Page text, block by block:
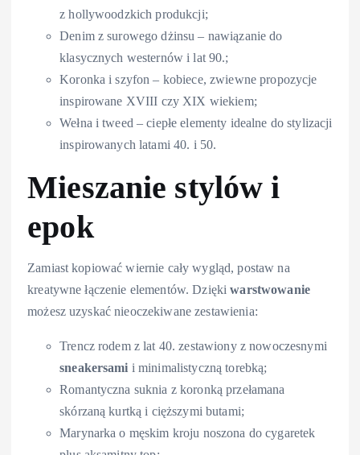
z hollywoodzkich produkcji;
Denim z surowego dżinsu – nawiązanie do
klasycznych westernów i lat 90.;
Koronka i szyfon – kobiece, zwiewne propozycje
inspirowane XVIII czy XIX wiekiem;
Wełna i tweed – ciepłe elementy idealne do stylizacji
inspirowanych latami 40. i 50.
Mieszanie stylów i
epok
Zamiast kopiować wiernie cały wygląd, postaw na
kreatywne łączenie elementów. Dziękiwarstwowanie
możesz uzyskać nieoczekiwane zestawienia:
Trencz rodem z lat 40. zestawiony z nowoczesnymi
sneakersami i minimalistyczną torebką;
Romantyczna suknia z koronką przełamana
skórzaną kurtką i cięższymi butami;
Marynarka o męskim kroju noszona do cygaretek